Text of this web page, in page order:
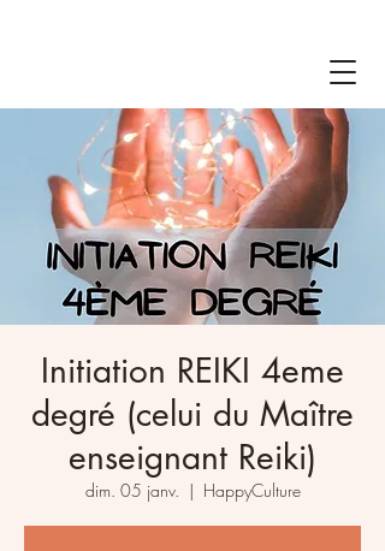
Initiation REIKI 4eme
degré (celui du Maître
enseignant Reiki)
dim. 05 janv.
  |
HappyCulture